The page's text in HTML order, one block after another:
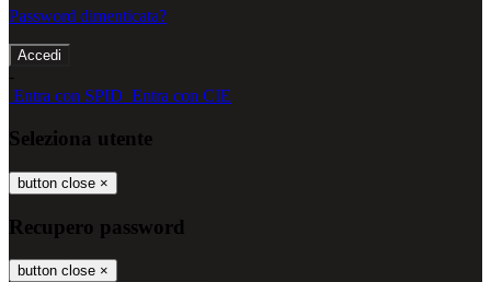
Password dimenticata?
-
Entra con SPID Entra con CIE
Seleziona utente
button close ×
Recupero password
button close ×